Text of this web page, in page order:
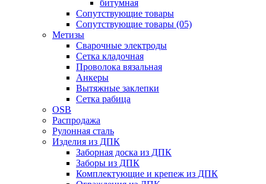
битумная
Сопутствующие товары
Сопутствующие товары (05)
Метизы
Сварочные электроды
Сетка кладочная
Проволока вязальная
Анкеры
Вытяжные заклепки
Сетка рабица
OSB
Распродажа
Рулонная сталь
Изделия из ДПК
Заборная доска из ДПК
Заборы из ДПК
Комплектующие и крепеж из ДПК